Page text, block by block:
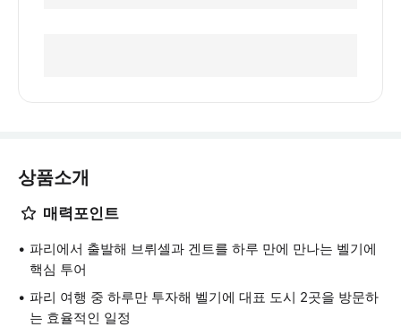
상품소개
매력포인트
파리에서 출발해 브뤼셀과 겐트를 하루 만에 만나는 벨기에
핵심 투어
파리 여행 중 하루만 투자해 벨기에 대표 도시 2곳을 방문하
는 효율적인 일정